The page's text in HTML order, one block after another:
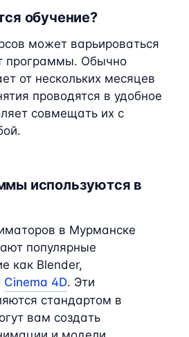
обучение?
может варьироваться
программы. Обычно
от нескольких месяцев
проводятся в удобное
совмещать их с
используются в
в Мурманске
популярные
как Blender,
Cinema 4D. Эти
стандартом в
вам создать